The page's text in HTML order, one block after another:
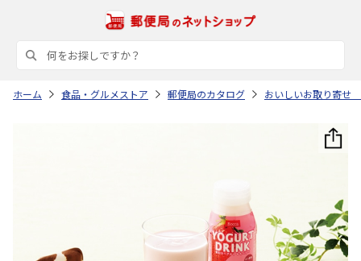
ホーム 食品・グルメストア 郵便局のカタログ おいしいお取り寄せ